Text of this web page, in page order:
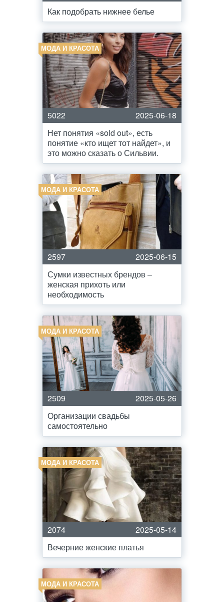
Как подобрать нижнее белье
МОДА И КРАСОТА
5022
2025-06-18
Нет понятия «sold out», есть
понятие «кто ищет тот найдет», и
это можно сказать о Сильвии.
МОДА И КРАСОТА
2597
2025-06-15
Сумки известных брендов –
женская прихоть или
необходимость
МОДА И КРАСОТА
2509
2025-05-26
Организации свадьбы
самостоятельно
МОДА И КРАСОТА
2074
2025-05-14
Вечерние женские платья
МОДА И КРАСОТА